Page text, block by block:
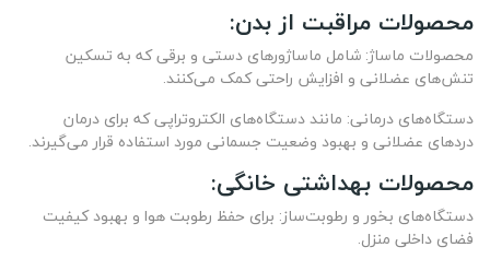
محصولات مراقبت از بدن:
محصولات ماساژ: شامل ماساژورهای دستی و برقی که به تسکین
تنش‌های عضلانی و افزایش راحتی کمک می‌کنند.
دستگاه‌های درمانی: مانند دستگاه‌های الکتروتراپی که برای درمان
دردهای عضلانی و بهبود وضعیت جسمانی مورد استفاده قرار می‌گیرند.
محصولات بهداشتی خانگی:
دستگاه‌های بخور و رطوبت‌ساز: برای حفظ رطوبت هوا و بهبود کیفیت
فضای داخلی منزل.